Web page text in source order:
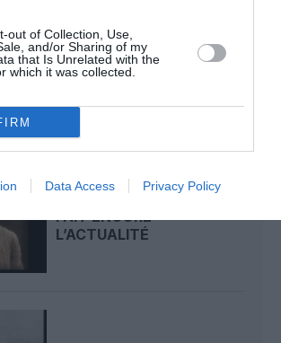
out of Collection, Use,
and/or Sharing of my
that Is Unrelated with the
which it was collected.
Data Access Privacy Policy
CIEL : UNE
DÉMONSTRATION
PUBLIQUE...
LE 7 AOÛT 1909 DANS LE
CIEL : ROGER SOMMER
FAIT ENCORE
L’ACTUALITÉ